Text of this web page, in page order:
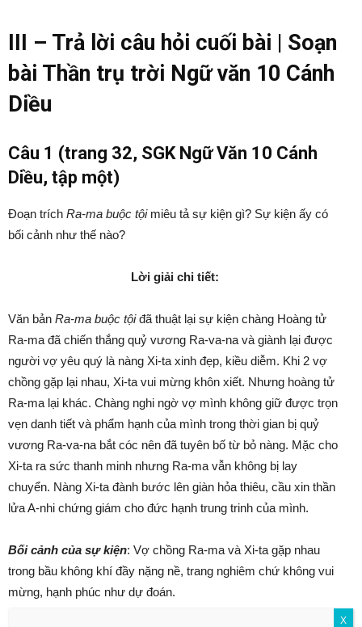
III – Trả lời câu hỏi cuối bài | Soạn
bài Thần trụ trời Ngữ văn 10 Cánh
Diều
Câu 1 (trang 32, SGK Ngữ Văn 10 Cánh
Diều, tập một)
Đoạn trích Ra-ma buộc tộimiêu tả sự kiện gì? Sự kiện ấy có
bối cảnh như thế nào?
Lời giải chi tiết:
Văn bản Ra-ma buộc tộiđã thuật lại sự kiện chàng Hoàng tử
Ra-ma đã chiến thắng quỷ vương Ra-va-na và giành lại được
người vợ yêu quý là nàng Xi-ta xinh đẹp, kiều diễm. Khi 2 vợ
chồng gặp lại nhau, Xi-ta vui mừng khôn xiết. Nhưng hoàng tử
Ra-ma lại khác. Chàng nghi ngờ vợ mình không giữ được trọn
vẹn danh tiết và phẩm hạnh của mình trong thời gian bị quỷ
vương Ra-va-na bắt cóc nên đã tuyên bố từ bỏ nàng. Mặc cho
Xi-ta ra sức thanh minh nhưng Ra-ma vẫn không bị lay
chuyển. Nàng Xi-ta đành bước lên giàn hỏa thiêu, cầu xin thần
lửa A-nhi chứng giám cho đức hạnh trung trinh của mình.
Bối cảnh của sự kiện: Vợ chồng Ra-ma và Xi-ta gặp nhau
trong bầu không khí đầy nặng nề, trang nghiêm chứ không vui
mừng, hạnh phúc như dự đoán.
X